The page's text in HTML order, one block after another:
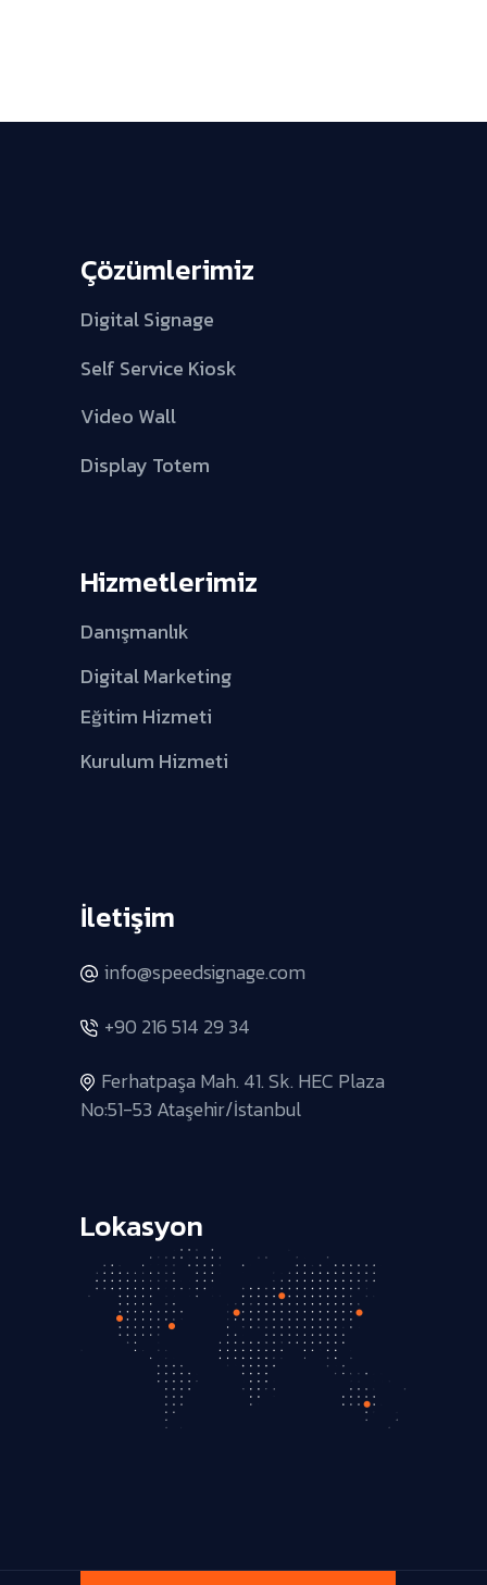
Çözümlerimiz
Digital Signage
Self Service Kiosk
Video Wall
Display Totem
Hizmetlerimiz
Danışmanlık
Digital Marketing
Eğitim Hizmeti
Kurulum Hizmeti
İletişim
info@speedsignage.com
+90 216 514 29 34
Ferhatpaşa Mah. 41. Sk. HEC Plaza
No:51-53 Ataşehir/İstanbul
Lokasyon